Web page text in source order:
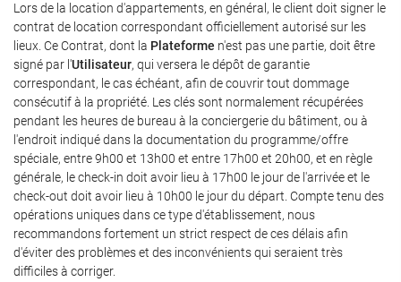
Lors de la location d'appartements, en général, le client doit signer le
contrat de location correspondant officiellement autorisé sur les
lieux. Ce Contrat, dont la Plateforme n'est pas une partie, doit être
signé par l'Utilisateur, qui versera le dépôt de garantie
correspondant, le cas échéant, afin de couvrir tout dommage
consécutif à la propriété. Les clés sont normalement récupérées
pendant les heures de bureau à la conciergerie du bâtiment, ou à
l'endroit indiqué dans la documentation du programme/offre
spéciale, entre 9h00 et 13h00 et entre 17h00 et 20h00, et en règle
générale, le check-in doit avoir lieu à 17h00 le jour de l'arrivée et le
check-out doit avoir lieu à 10h00 le jour du départ. Compte tenu des
opérations uniques dans ce type d'établissement, nous
recommandons fortement un strict respect de ces délais afin
d'éviter des problèmes et des inconvénients qui seraient très
difficiles à corriger.